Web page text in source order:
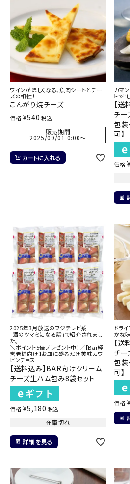
ワインがほしくなる、魚肉シートとチー
ズの相性！
こんがり焼チーズ
価格 ¥540 税込
販売期間
2025/09/01 0:00〜
カートに入れる
カマ
トで“
【送
チー
包装
可】
価格
2025年3月放送のフジテレビ系
「酒のツマミになる話」で紹介されまし
た。
＼ポイント5倍プレゼント中！／【Bar経
営者様向け】お皿に盛るだけ美味カワ
ピンチョス
【送料込み】BAR向けクリーム
チーズ生ハム包み8袋セット
価格 ¥5,180 税込
在庫切れ
詳細を見る
ドラ
かな
【送
チー
包装
可】
価格